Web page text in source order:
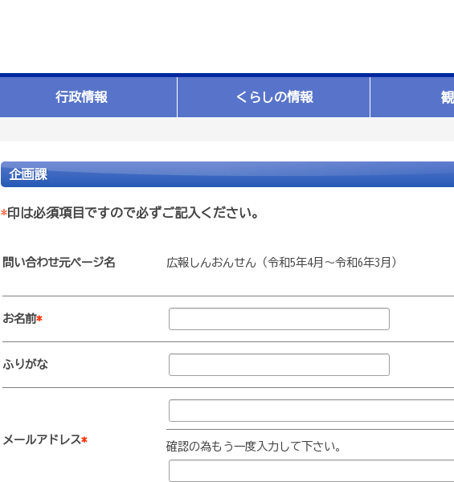
行政情報 くらしの情報
企画課
*印は必須項目ですので必ずご記入ください。
問い合わせ元ページ名 広報しんおんせん（令和5年4月～令和6年3月）
お名前*
ふりがな
メールアドレス*
確認の為もう一度入力して下さい。